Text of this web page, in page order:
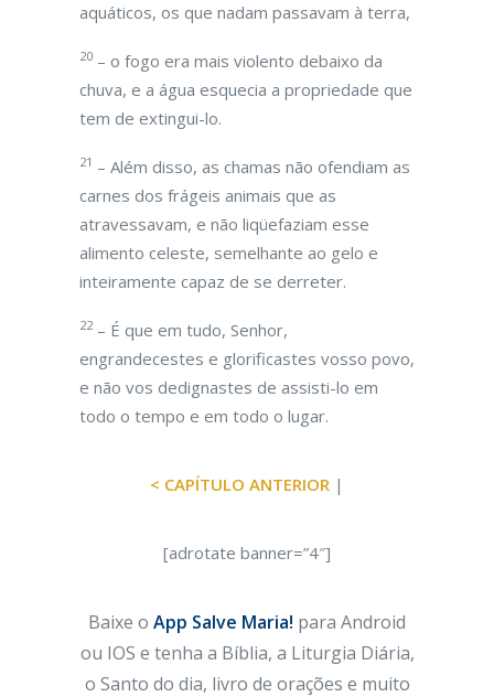
aquáticos, os que nadam passavam à terra,
20 – o fogo era mais violento debaixo da
chuva, e a água esquecia a propriedade que
tem de extingui-lo.
21 – Além disso, as chamas não ofendiam as
carnes dos frágeis animais que as
atravessavam, e não liqüefaziam esse
alimento celeste, semelhante ao gelo e
inteiramente capaz de se derreter.
22– É que em tudo, Senhor,
engrandecestes e glorificastes vosso povo,
e não vos dedignastes de assisti-lo em
todo o tempo e em todo o lugar.
< CAPÍTULO ANTERIOR |
[adrotate banner=”4″]
Baixe o App Salve Maria! para Android
ou IOS e tenha a Bíblia, a Liturgia Diária,
o Santo do dia, livro de orações e muito